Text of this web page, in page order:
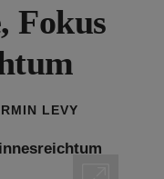
Fokus
LEVY